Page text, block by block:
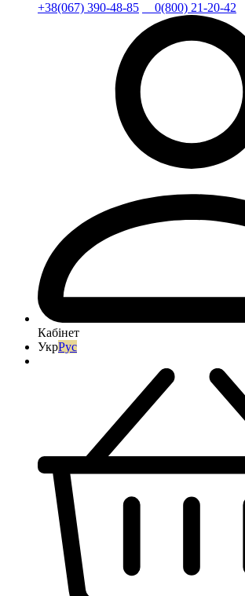
+38(067) 390-48-85 0(800) 21-20-42
Кабінет
УкрРус